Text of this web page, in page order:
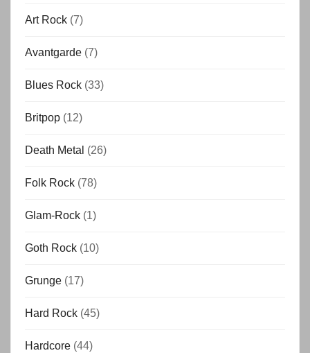
Art Rock (7)
Avantgarde (7)
Blues Rock (33)
Britpop (12)
Death Metal (26)
Folk Rock (78)
Glam-Rock (1)
Goth Rock (10)
Grunge (17)
Hard Rock (45)
Hardcore (44)